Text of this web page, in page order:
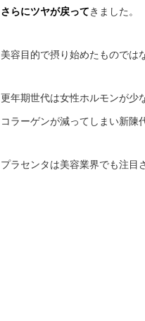
さらにツヤが戻ってきました。
美容目的で摂り始めたものでは
更年期世代は女性ホルモンが少
コラーゲンが減ってしまい新陳
プラセンタは美容業界でも注目